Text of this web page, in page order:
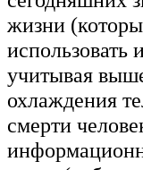
жизни
учитывая
охлаждения
смерти